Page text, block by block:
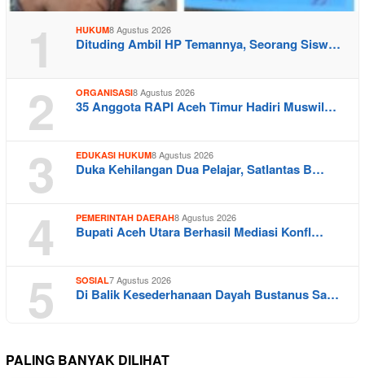
1 HUKUM8 Agustus 2026
Dituding Ambil HP Temannya, Seorang Sisw…
2 ORGANISASI8 Agustus 2026
35 Anggota RAPI Aceh Timur Hadiri Muswil…
3 EDUKASI HUKUM8 Agustus 2026
Duka Kehilangan Dua Pelajar, Satlantas B…
4 PEMERINTAH DAERAH8 Agustus 2026
Bupati Aceh Utara Berhasil Mediasi Konfl…
5 SOSIAL7 Agustus 2026
Di Balik Kesederhanaan Dayah Bustanus Sa…
PALING BANYAK DILIHAT